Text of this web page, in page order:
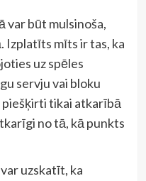
var būt mulsinoša,
Izplatīts mīts ir tas, ka
uz spēles
servju vai bloku
tikai atkarībā
no tā, kā punkts
uzskatīt, ka